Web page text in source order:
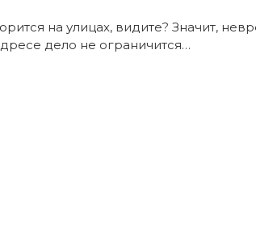
на ули­цах, ви­ди­те? Зна­чит,
де­ло не огра­ни­чит­ся…